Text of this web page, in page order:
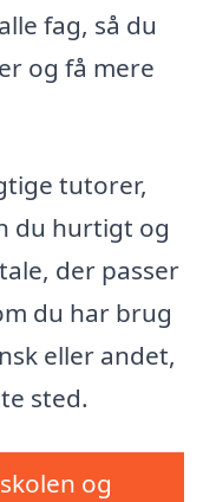
fag, så du
og få mere
tutorer,
du hurtigt og
der passer
du har brug
eller andet,
sted.
og